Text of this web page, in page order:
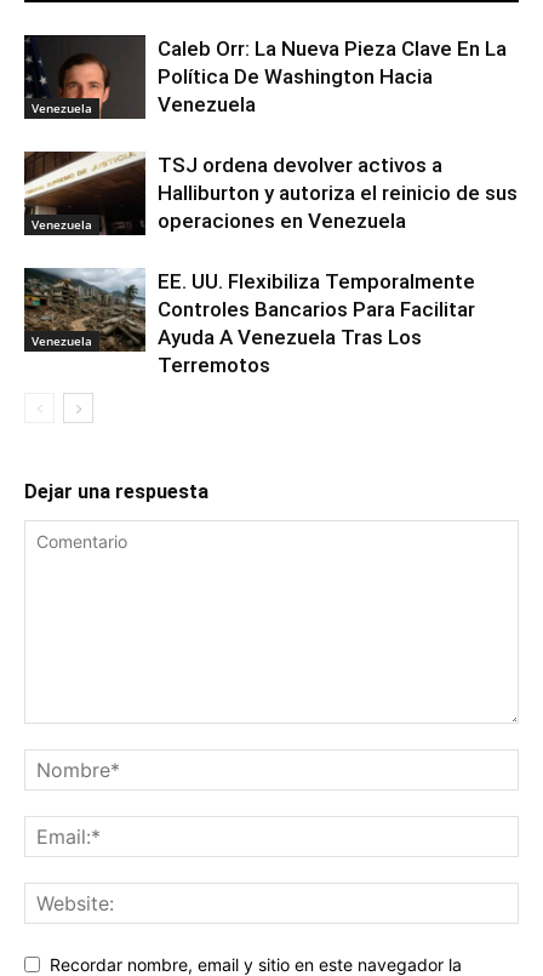
Venezuela
Caleb Orr: La Nueva Pieza Clave En La
Política De Washington Hacia
Venezuela
Venezuela
TSJ ordena devolver activos a
Halliburton y autoriza el reinicio de sus
operaciones en Venezuela
Venezuela
EE. UU. Flexibiliza Temporalmente
Controles Bancarios Para Facilitar
Ayuda A Venezuela Tras Los
Terremotos
Dejar una respuesta
Recordar nombre, email y sitio en este navegador la